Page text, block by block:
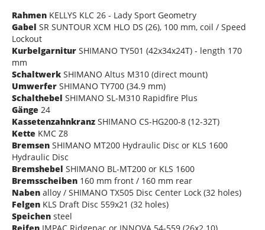
Rahmen KELLYS KLC 26 - Lady Sport Geometry
Gabel SR SUNTOUR XCM HLO DS (26), 100 mm, coil / Speed
Lockout
Kurbelgarnitur SHIMANO TY501 (42x34x24T) - length 170
mm
Schaltwerk SHIMANO Altus M310 (direct mount)
Umwerfer SHIMANO TY700 (34.9 mm)
Schalthebel SHIMANO SL-M310 Rapidfire Plus
Gänge 24
Kassetenzahnkranz SHIMANO CS-HG200-8 (12-32T)
Kette KMC Z8
Bremsen SHIMANO MT200 Hydraulic Disc or KLS 1600
Hydraulic Disc
Bremshebel SHIMANO BL-MT200 or KLS 1600
Bremsscheiben 160 mm front / 160 mm rear
Naben alloy / SHIMANO TX505 Disc Center Lock (32 holes)
Felgen KLS Draft Disc 559x21 (32 holes)
Speichen steel